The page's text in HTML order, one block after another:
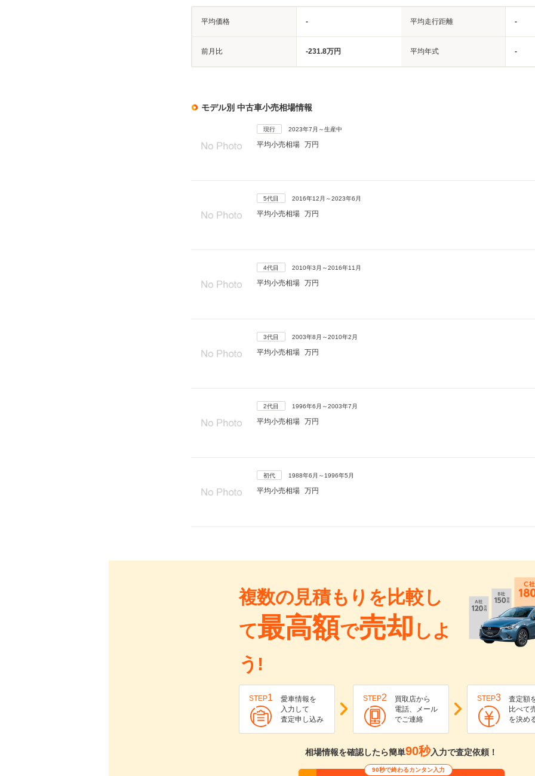
平均価格 - 平均走行距離 -
前月比 -231.8万円 平均年式 -
モデル別 中古車小売相場情報
現行 2023年7月～生産中
平均小売相場 万円
5代目 2016年12月～2023年6月
平均小売相場 万円
4代目 2010年3月～2016年11月
平均小売相場 万円
3代目 2003年8月～2010年2月
平均小売相場 万円
2代目 1996年6月～2003年7月
平均小売相場 万円
初代 1988年6月～1996年5月
平均小売相場 万円
複数の見積もりを比較し
て最高額で売却 しよ
う!
STEP1
愛車情報を
入力して
査定申し込み
STEP2
買取店から
電話、メール
でご連絡
STEP3
査定額
比べて
を決め
相場情報を確認したら簡単90秒入力で査定依頼！
90秒で終わるカンタン入力